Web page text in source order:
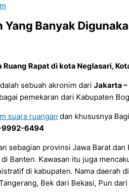
Banyak
Rapat di kota Neglasari,
sebuah akronim dari Jakarta –
pemekaran dari Kabupaten
suara ruangan dan khususnya
9992-6494
sebagian provinsi Jawa Barat
Banten. Kawasan itu juga
di kabupaten. Nama daerah
Bek dari Bekasi, Pun